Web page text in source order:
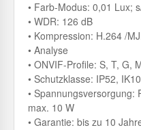
• Farb-Modus: 0,01 Lux;
• WDR: 126 dB
• Kompression: H.264 /
• Analyse
• ONVIF-Profile: S, T, G,
• Schutzklasse: IP52, IK10
• Spannungsversorgung:
max. 10 W
• Garantie: bis zu 10